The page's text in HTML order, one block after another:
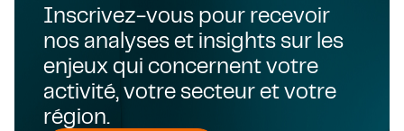
Inscrivez-vous pour recevoir
nos analyses et insights sur les
enjeux qui concernent votre
activité, votre secteur et votre
région.